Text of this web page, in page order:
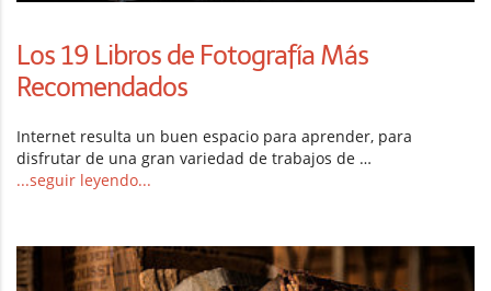
Los 19 Libros de Fotografía Más
Recomendados
Internet resulta un buen espacio para aprender, para
disfrutar de una gran variedad de trabajos de …
...seguir leyendo...